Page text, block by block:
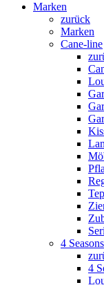
Marken
zurück
Marken
Cane-line
4
4